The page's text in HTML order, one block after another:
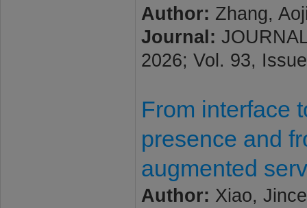
Author: Zhang,
Journal:
2026; Vol. 93,
From interface
presence and
augmented
Author: Xiao,